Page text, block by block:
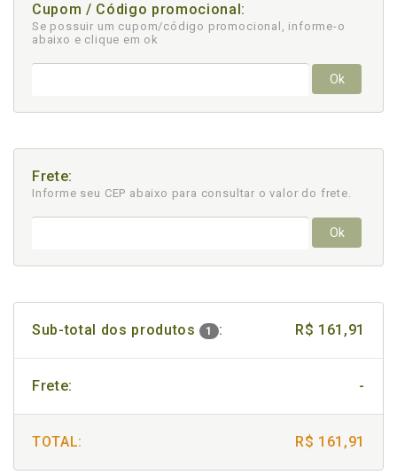
Cupom / Código promocional:
Se possuir um cupom/código promocional, informe-o
abaixo e clique em ok
Ok
Frete:
Informe seu CEP abaixo para consultar o valor do frete.
Ok
Sub-total dos produtos 1 : R$ 161,91
Frete: -
TOTAL: R$ 161,91